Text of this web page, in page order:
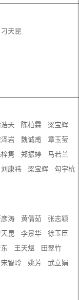
刁天昆
天 陈柏霖
梁宝辉
泽岩 魏诚甫
章玉莹
梓隽 郑振婷
马若兰
刘康祎 梁宝辉
勾宇杭
彦涛 黄倩茹
张志颖
昆 李景华
徐玉臣
王天煜
田翠竹
宋智玲 姚芳
武立娟